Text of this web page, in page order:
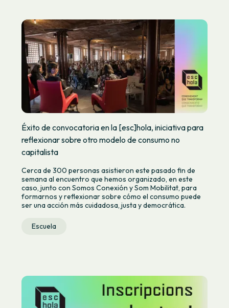
Éxito de convocatoria en la [esc]hola, iniciativa para
reflexionar sobre otro modelo de consumo no
capitalista
Cerca de 300 personas asistieron este pasado fin de
semana al encuentro que hemos organizado, en este
caso, junto con Somos Conexión y Som Mobilitat, para
formarnos y reflexionar sobre cómo el consumo puede
ser una acción más cuidadosa, justa y democrática.
Escuela